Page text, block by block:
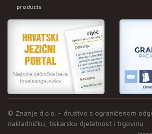
products
© Znanje d.o.o. - društvo s ograničenom
nakladničku, tiskarsku djelatnost i trgovinu.